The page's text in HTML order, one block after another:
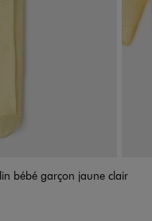
bébé garçon jaune clair